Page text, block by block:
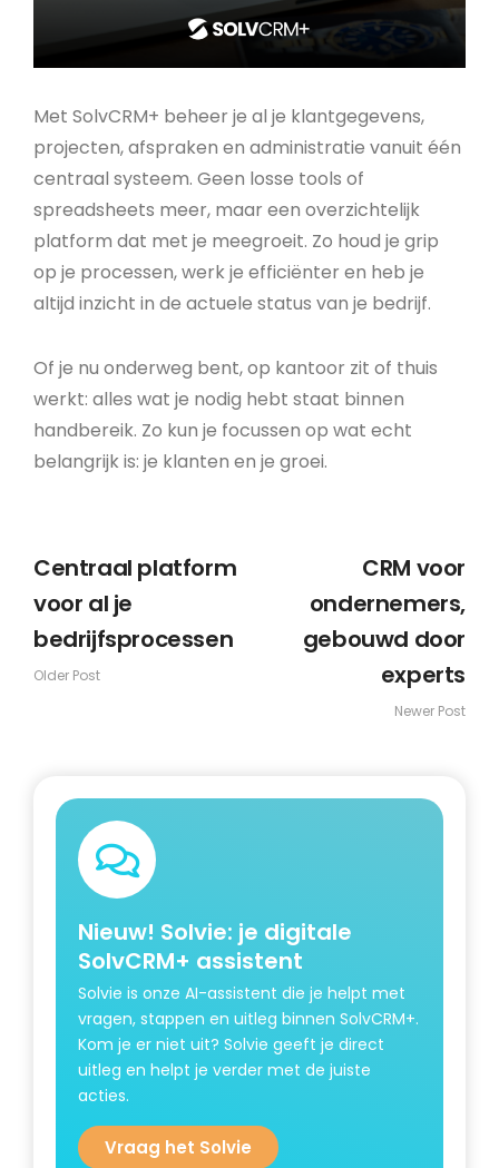
Met SolvCRM+ beheer je al je klantgegevens,
projecten, afspraken en administratie vanuit één
centraal systeem. Geen losse tools of
spreadsheets meer, maar een overzichtelijk
platform dat met je meegroeit. Zo houd je grip
op je processen, werk je efficiënter en heb je
altijd inzicht in de actuele status van je bedrijf.
Of je nu onderweg bent, op kantoor zit of thuis
werkt: alles wat je nodig hebt staat binnen
handbereik. Zo kun je focussen op wat echt
belangrijk is: je klanten en je groei.
Centraal platform
voor al je
bedrijfsprocessen
Older Post
CRM voor
ondernemers,
gebouwd door
experts
Newer Post
Nieuw! Solvie: je digitale
SolvCRM+ assistent
Solvie is onze AI-assistent die je helpt met
vragen, stappen en uitleg binnen SolvCRM+.
Kom je er niet uit? Solvie geeft je direct
uitleg en helpt je verder met de juiste
acties.
Vraag het Solvie